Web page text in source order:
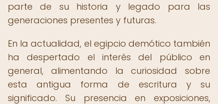
parte de su historia y legado para las
generaciones presentes y futuras.
En la actualidad, el egipcio demótico también
ha despertado el interés del público en
general, alimentando la curiosidad sobre
esta antigua forma de escritura y su
significado. Su presencia en exposiciones,